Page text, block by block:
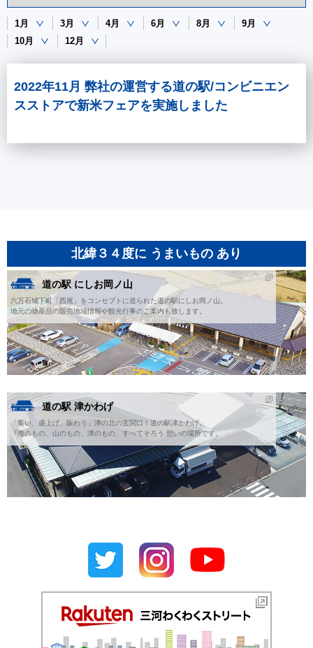
1月 3月 4月 6月 8月
9月
10月
12月
2022年11月 弊社の運営する道の駅/コンビニエン
スストアで新米フェアを実施しました
北緯３４度に うまいもの あり
道の駅 にしお岡ノ山
六万石城下町「西尾」をコンセプトに造られた道の駅にしお岡ノ山。
地元の物産品の販売地域情報や観光行事のご案内も致します。
道の駅 津かわげ
「集い、盛上げ、賑わう」津の北の玄関口！道の駅津かわげ。
『海のもの、山のもの、津のもの、すべてそろう 憩いの場所です。